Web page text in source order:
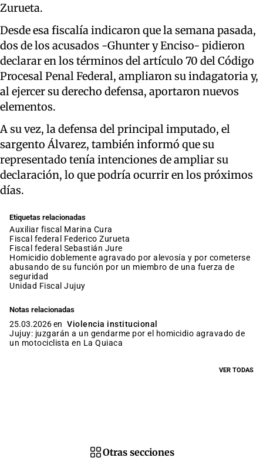
Zurueta.
Desde esa fiscalía indicaron que la semana pasada,
dos de los acusados -Ghunter y Enciso- pidieron
declarar en los términos del artículo 70 del Código
Procesal Penal Federal, ampliaron su indagatoria y,
al ejercer su derecho defensa, aportaron nuevos
elementos.
A su vez, la defensa del principal imputado, el
sargento Álvarez, también informó que su
representado tenía intenciones de ampliar su
declaración, lo que podría ocurrir en los próximos
días.
Etiquetas relacionadas
auxiliar fiscal Marina Cura
fiscal federal Federico Zurueta
fiscal federal Sebastián Jure
homicidio doblemente agravado por alevosía y por cometerse
abusando de su función por un miembro de una fuerza de
seguridad
Unidad Fiscal Jujuy
Notas relacionadas
25.03.2026 en Violencia institucional
Jujuy: juzgarán a un gendarme por el homicidio agravado de
un motociclista en La Quiaca
VER TODAS
Otras secciones